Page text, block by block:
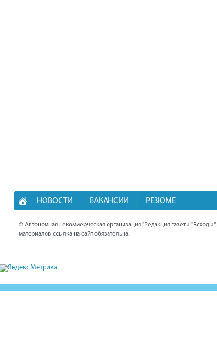
НОВОСТИ ВАКАНСИИ РЕЗЮМЕ
© Автономная некоммерческая организация "Редакция газеты
материалов ссылка на сайт обязательна.